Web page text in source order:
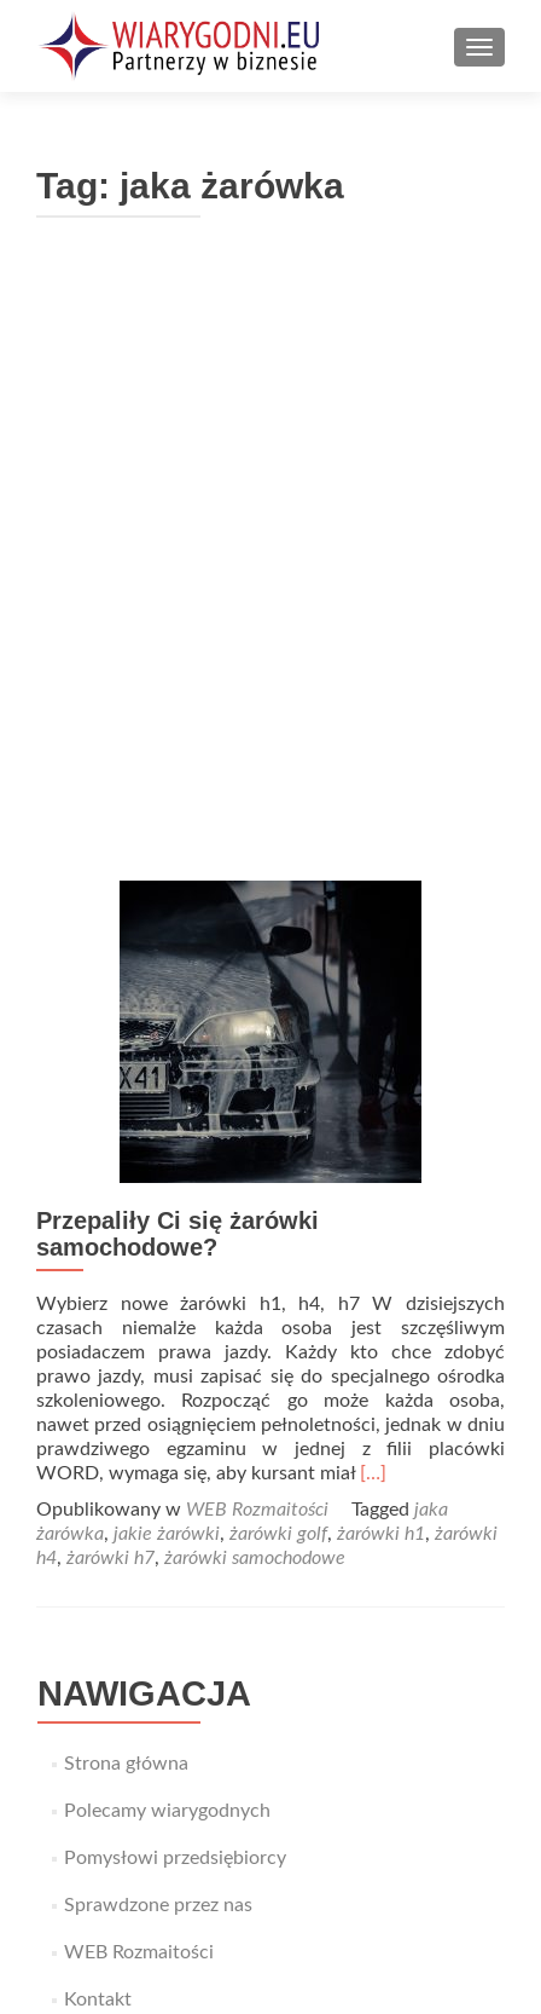
Tag: jaka żarówka
Przepaliły Ci się żarówki
samochodowe?
Wybierz nowe żarówki h1, h4, h7 W dzisiejszych
czasach niemalże każda osoba jest szczęśliwym
posiadaczem prawa jazdy. Każdy kto chce zdobyć
prawo jazdy, musi zapisać się do specjalnego ośrodka
szkoleniowego. Rozpocząć go może każda osoba,
nawet przed osiągnięciem pełnoletności, jednak w dniu
prawdziwego egzaminu w jednej z filii placówki
WORD, wymaga się, aby kursant miał Read
about
Przepaliły
[…]
Opublikowany w WEB Rozmaitości Tagged jaka
żarówka, jakie żarówki, żarówki golf, żarówki h1, żarówki
h4, żarówki h7, żarówki samochodowe
NAWIGACJA
Strona główna
Polecamy wiarygodnych
Pomysłowi przedsiębiorcy
Sprawdzone przez nas
WEB Rozmaitości
Kontakt